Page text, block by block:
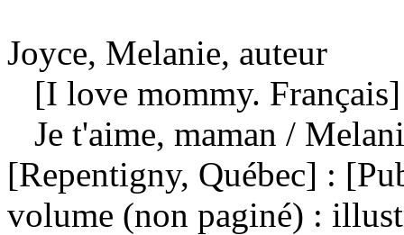
Joyce, Melanie, auteur
[I love mommy. Français]
Je t'aime, maman /
[Repentigny, Québec] :
volume (non paginé) :